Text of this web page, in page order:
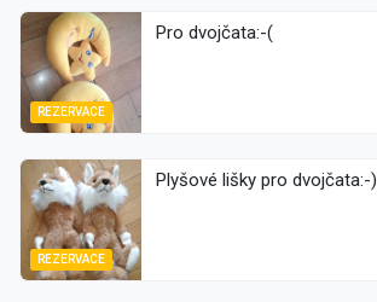
REZERVACE
Pro dvojčata:-(
REZERVACE
Plyšové lišky pro dvojčata:-)